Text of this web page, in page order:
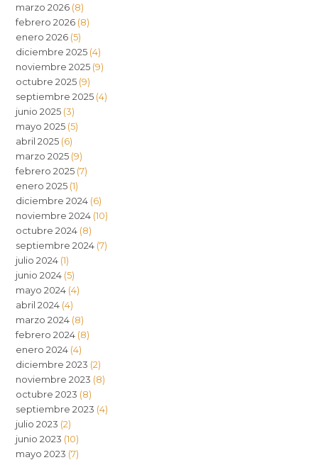
marzo 2026 (8)
febrero 2026 (8)
enero 2026 (5)
diciembre 2025 (4)
noviembre 2025 (9)
octubre 2025 (9)
septiembre 2025 (4)
junio 2025 (3)
mayo 2025 (5)
abril 2025 (6)
marzo 2025 (9)
febrero 2025 (7)
enero 2025 (1)
diciembre 2024 (6)
noviembre 2024 (10)
octubre 2024 (8)
septiembre 2024 (7)
julio 2024 (1)
junio 2024 (5)
mayo 2024 (4)
abril 2024 (4)
marzo 2024 (8)
febrero 2024 (8)
enero 2024 (4)
diciembre 2023 (2)
noviembre 2023 (8)
octubre 2023 (8)
septiembre 2023 (4)
julio 2023 (2)
junio 2023 (10)
mayo 2023 (7)